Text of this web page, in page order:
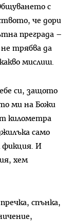
с
че дори
преграда –
трябва да
мислиш.
си, защото
ми на Божи
километра
само
фикция. И
хем
спънка,